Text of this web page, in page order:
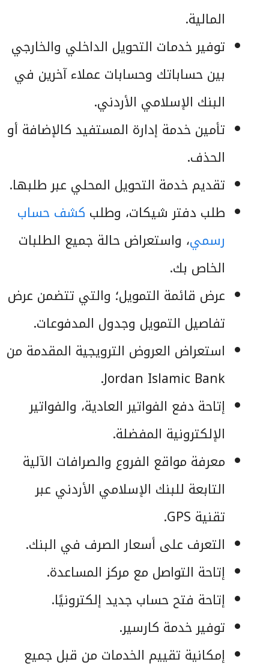
المالية.
توفير خدمات التحويل الداخلي والخارجي
بين حساباتك وحسابات عملاء آخرين في
البنك الإسلامي الأردني.
تأمين خدمة إدارة المستفيد كالإضافة أو
الحذف.
تقديم خدمة التحويل المحلي عبر طلبها.
طلب دفتر شيكات، وطلب كشف حساب
رسمي، واستعراض حالة جميع الطلبات
الخاص بك.
عرض قائمة التمويل؛ والتي تتضمن عرض
تفاصيل التمويل وجدول المدفوعات.
استعراض العروض الترويجية المقدمة من
Jordan Islamic Bank.
إتاحة دفع الفواتير العادية، والفواتير
الإلكترونية المفضلة.
معرفة مواقع الفروع والصرافات الآلية
التابعة للبنك الإسلامي الأردني عبر
تقنية GPS.
التعرف على أسعار الصرف في البنك.
إتاحة التواصل مع مركز المساعدة.
إتاحة فتح حساب جديد إلكترونيًا.
توفير خدمة كارسير.
إمكانية تقييم الخدمات من قبل جميع